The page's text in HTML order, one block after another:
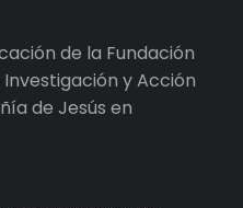
de la Fundación
y Acción
de Jesús en